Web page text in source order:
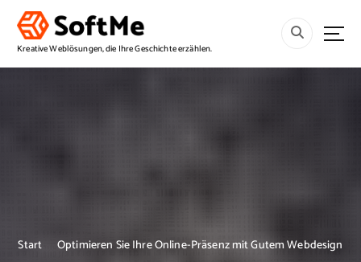
Kreative Weblösungen, die Ihre Geschichte erzählen.
Start Optimieren Sie Ihre Online-Präsenz mit Gutem Webdesign